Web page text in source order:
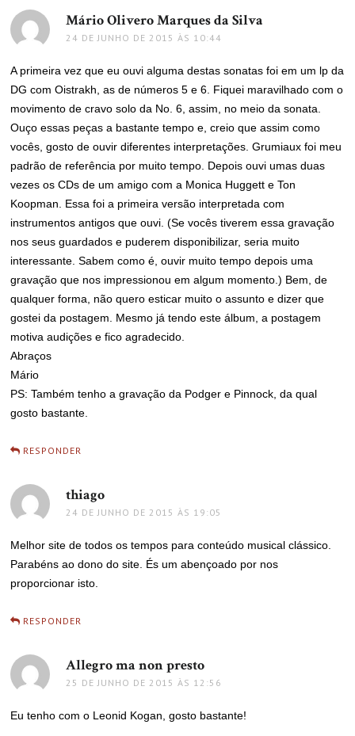
Mário Olivero Marques da Silva
24 DE JUNHO DE 2015 ÀS 10:44
A primeira vez que eu ouvi alguma destas sonatas foi em um lp da
DG com Oistrakh, as de números 5 e 6. Fiquei maravilhado com o
movimento de cravo solo da No. 6, assim, no meio da sonata.
Ouço essas peças a bastante tempo e, creio que assim como
vocês, gosto de ouvir diferentes interpretações. Grumiaux foi meu
padrão de referência por muito tempo. Depois ouvi umas duas
vezes os CDs de um amigo com a Monica Huggett e Ton
Koopman. Essa foi a primeira versão interpretada com
instrumentos antigos que ouvi. (Se vocês tiverem essa gravação
nos seus guardados e puderem disponibilizar, seria muito
interessante. Sabem como é, ouvir muito tempo depois uma
gravação que nos impressionou em algum momento.) Bem, de
qualquer forma, não quero esticar muito o assunto e dizer que
gostei da postagem. Mesmo já tendo este álbum, a postagem
motiva audições e fico agradecido.
Abraços
Mário
PS: Também tenho a gravação da Podger e Pinnock, da qual
gosto bastante.
RESPONDER
thiago
24 DE JUNHO DE 2015 ÀS 19:05
Melhor site de todos os tempos para conteúdo musical clássico.
Parabéns ao dono do site. És um abençoado por nos
proporcionar isto.
RESPONDER
Allegro ma non presto
25 DE JUNHO DE 2015 ÀS 12:56
Eu tenho com o Leonid Kogan, gosto bastante!